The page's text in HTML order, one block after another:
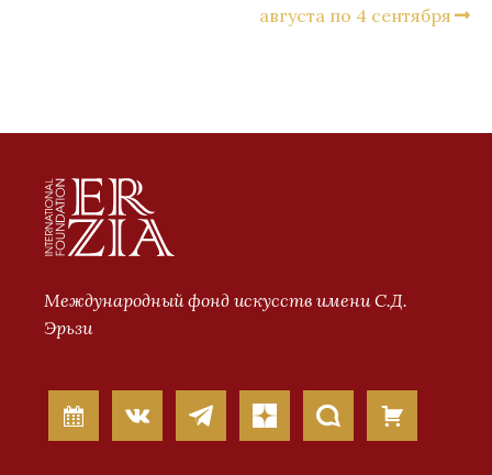
августа по 4 сентября
Международный фонд искусств имени С.Д.
Эрьзи